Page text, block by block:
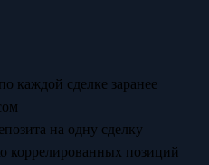
каждой сделке заранее
на одну сделку
коррелированных позиций